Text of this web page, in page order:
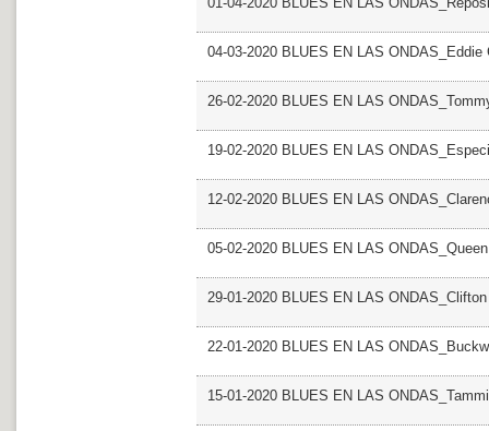
04-03-2020 BLUES EN LAS ONDAS_Eddie
26-02-2020 BLUES EN LAS
19-02-2020 BLUES EN LAS
12-02-2020 BLUES EN LAS
05-02-2020 BLUES EN LAS
29-01-2020 BLUES EN LAS
22-01-2020 BLUES EN LAS
15-01-2020 BLUES EN LAS